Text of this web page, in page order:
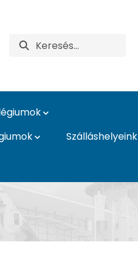
Szálláshelyeink